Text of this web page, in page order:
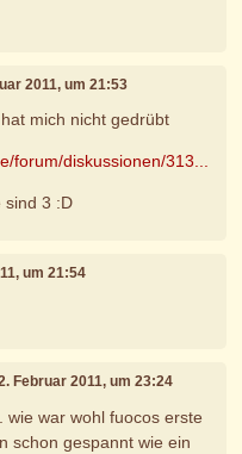
2011, um 21:53
mich nicht gedrübt
forum/diskussionen/313...
sind 3 :D
um 21:54
Februar 2011, um 23:24
wie war wohl fuocos erste
schon gespannt wie ein